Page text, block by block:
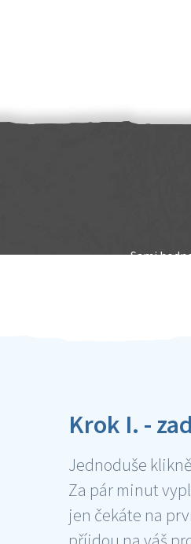
Sami
Krok I. -
Jednoduše
Za pár minut
jen čekáte na